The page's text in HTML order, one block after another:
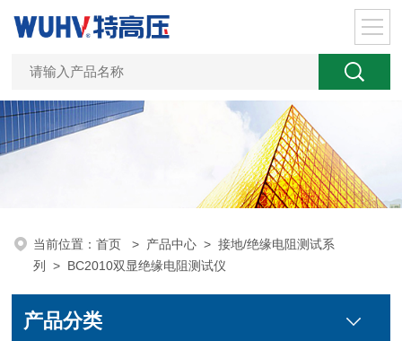
当前位置：首页 > 产品中心 >接地/绝缘电阻测试系
列
> BC2010双显绝缘电阻测试仪
产品分类